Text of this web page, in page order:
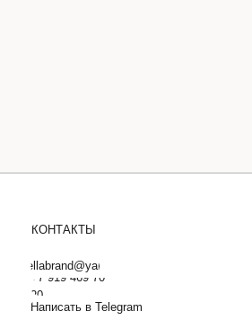
Написать в Telegram
+7 919 469 70
20
barbarellabrand@yandex.ru
КОНТАКТЫ